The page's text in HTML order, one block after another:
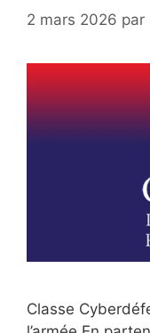
2 mars 2026 par
Classe